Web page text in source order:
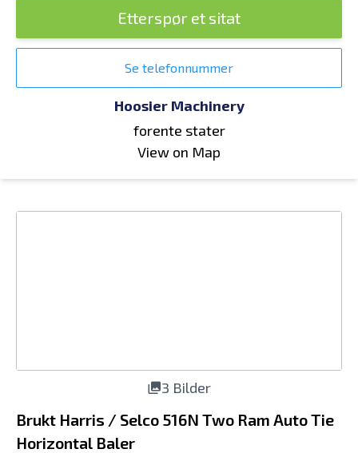
Etterspør et sitat
Se telefonnummer
Hoosier Machinery
forente stater
View on Map
3 Bilder
Brukt Harris / Selco 516N Two Ram Auto Tie
Horizontal Baler